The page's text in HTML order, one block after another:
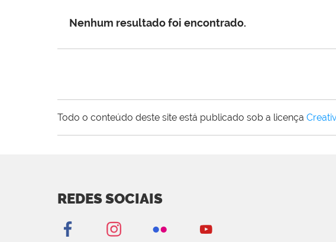
Nenhum resultado foi encontrado.
Todo o conteúdo deste site está publicado sob a licença
REDES SOCIAIS